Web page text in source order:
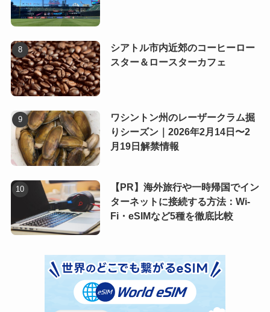
シアトル市内近郊のコーヒーロー
スター＆ロースターカフェ
ワシントン州のレーザークラム掘
りシーズン｜2026年2月14日〜2
月19日解禁情報
【PR】海外旅行や一時帰国でイン
ターネットに接続する方法：Wi-
Fi・eSIMなど5種を徹底比較